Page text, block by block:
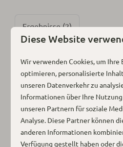
Ergebnisse (2)
EMPFOHLEN
Diese Website
Wir verwenden Cookies, um
optimieren, personalisierte
unseren Datenverkehr zu
Informationen über Ihre
unseren Partnern für soziale
Analyse. Diese Partner können
anderen Informationen
Verfügung gestellt haben oder